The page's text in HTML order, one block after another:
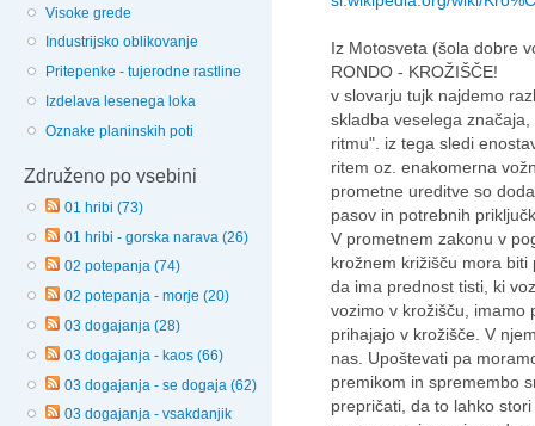
Visoke grede
Industrijsko oblikovanje
Pritepenke - tujerodne rastline
Izdelava lesenega loka
Oznake planinskih poti
Združeno po vsebini
01 hribi (73)
01 hribi - gorska narava (26)
02 potepanja (74)
02 potepanja - morje (20)
03 dogajanja (28)
03 dogajanja - kaos (66)
03 dogajanja - se dogaja (62)
03 dogajanja - vsakdanjik
Iz Motosveta (šola dobre
RONDO - KROŽIŠČE!
v slovarju tujk najdemo
skladba veselega
ritmu". iz tega sledi
ritem oz. enakomerna
prometne ureditve so
pasov in potrebnih
V prometnem zakonu v
krožnem križišču mora
da ima prednost tisti, ki
vozimo v krožišču, imamo
prihajajo v krožišče. V
nas. Upoštevati pa
premikom in spremembo
prepričati, da to lahko